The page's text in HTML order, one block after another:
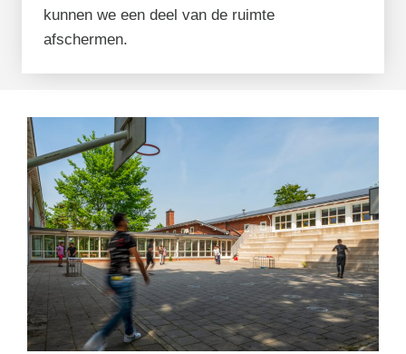
kunnen we een deel van de ruimte
afschermen.